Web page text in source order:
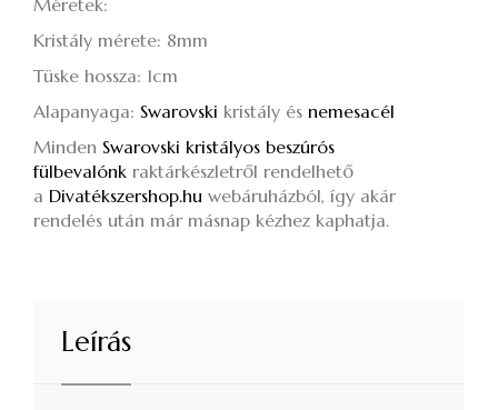
Méretek:
Kristály mérete: 8mm
Tüske hossza: 1cm
Alapanyaga: Swarovski kristály és nemesacél
Minden Swarovski kristályos beszúrós
fülbevalónk raktárkészletről rendelhető
a Divatékszershop.hu webáruházból, így akár
rendelés után már másnap kézhez kaphatja.
Leírás